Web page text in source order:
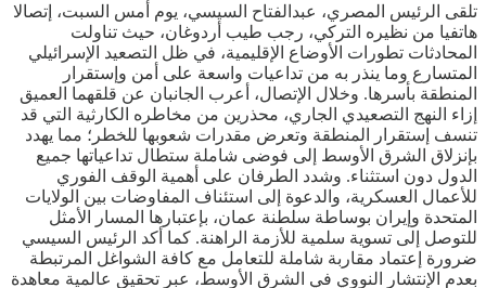
تلقى الرئيس المصري، عبدالفتاح السيسي، يوم أمس السبت، إتصالا
هاتفيا من نظيره التركي، رجب طيب أردوغان، حيث تناولت
المحادثات تطورات الأوضاع الإقليمية، في ظل التصعيد الإسرائيلي
المتسارع وما ينذر به من تداعيات واسعة على أمن وإستقرار
المنطقة بأسرها. وخلال الإتصال، أعرب الجانبان عن قلقهما العميق
إزاء النهج التصعيدي الجاري، محذرين من مخاطره الكارثية التي قد
تنسف إستقرار المنطقة وتعرض مقدرات شعوبها للخطر؛ مما يهدد
بإنزلاق الشرق الأوسط إلى فوضى شاملة ستطال تداعياتها جميع
الدول دون استثناء. وشدد الطرفان على أهمية الوقف الفوري
للأعمال العسكرية، والدعوة إلى استئناف المفاوضات بين الولايات
المتحدة وإيران بوساطة سلطنة عمان، بإعتبارها المسار الأمثل
للتوصل إلى تسوية سلمية للأزمة الراهنة. كما أكد الرئيس السيسي
ضرورة إعتماد مقاربة شاملة للتعامل مع كافة الشواغل المرتبطة
بعدم الإنتشار النووي في الشرق الأوسط، عبر تحقيق عالمية معاهدة